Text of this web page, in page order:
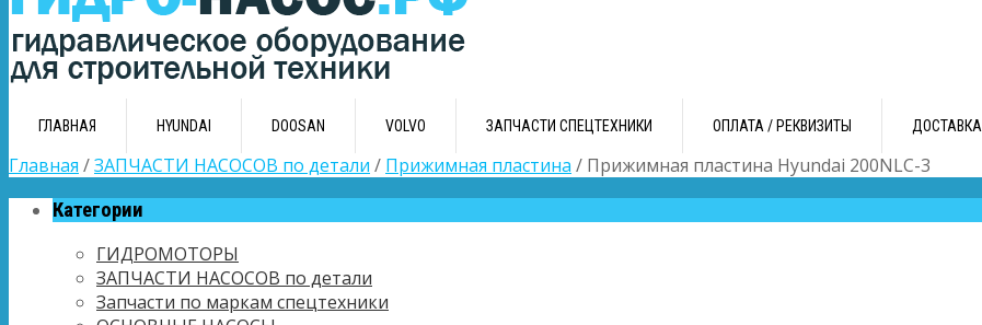
ГЛАВНАЯ HYUNDAI DOOSAN VOLVO ЗАПЧАСТИ СПЕЦТЕХНИКИ ОПЛАТА / РЕКВИЗИТЫ ДОСТАВКА
Главная /ЗАПЧАСТИ НАСОСОВ по детали / Прижимная пластина / Прижимная пластина Hyundai 200NLC-3
Категории
ГИДРОМОТОРЫ
ЗАПЧАСТИ НАСОСОВ по детали
Запчасти по маркам спецтехники